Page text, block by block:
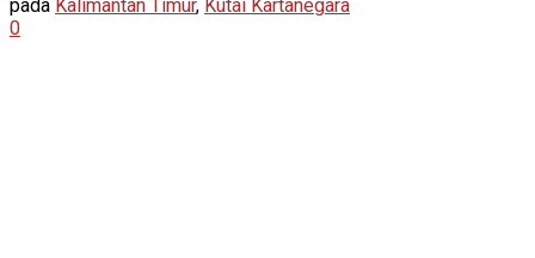
pada Kalimantan Timur, Kutai Kartanegara
0